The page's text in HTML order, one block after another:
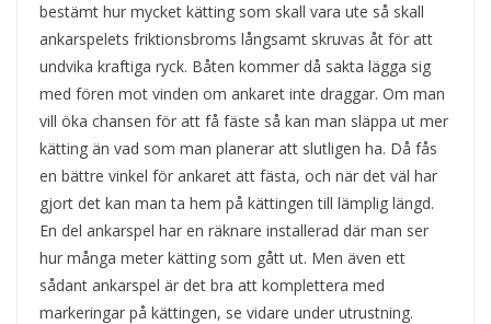
bestämt hur mycket kätting som skall vara ute så skall
ankarspelets friktionsbroms långsamt skruvas åt för att
undvika kraftiga ryck. Båten kommer då sakta lägga sig
med fören mot vinden om ankaret inte draggar. Om man
vill öka chansen för att få fäste så kan man släppa ut mer
kätting än vad som man planerar att slutligen ha. Då fås
en bättre vinkel för ankaret att fästa, och när det väl har
gjort det kan man ta hem på kättingen till lämplig längd.
En del ankarspel har en räknare installerad där man ser
hur många meter kätting som gått ut. Men även ett
sådant ankarspel är det bra att komplettera med
markeringar på kättingen, se vidare under utrustning.